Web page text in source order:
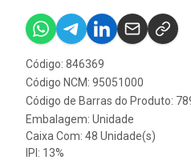
Código: 846369
Código NCM: 95051000
Código de Barras do Produto:
Embalagem: Unidade
Caixa Com: 48 Unidade(s)
IPI: 13%